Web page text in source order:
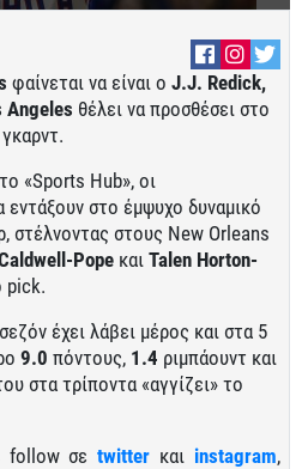
φαίνεται να είναι ο J.J. Redick,
Angeles θέλει να προσθέσει στο
«Sports Hub», οι
εντάξουν στο έμψυχο δυναμικό
στέλνοντας στους New Orleans
Pope και Talen Horton-
pick.
έχει λάβει μέρος και στα 5
9.0 πόντους, 1.4 ριμπάουντ και
στα τρίποντα «αγγίζει» το
follow σεtwitter και instagram,